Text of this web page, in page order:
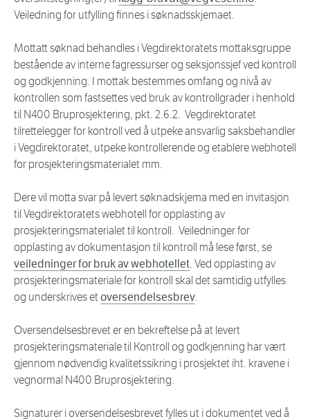
Veiledning for utfylling finnes i søknadsskjemaet.
Mottatt søknad behandles i Vegdirektoratets mottaksgruppe
bestående av interne fagressurser og seksjonssjef ved kontroll
og godkjenning. I mottak bestemmes omfang og nivå av
kontrollen som fastsettes ved bruk av kontrollgrader i henhold
til N400 Bruprosjektering, pkt. 2.6.2. Vegdirektoratet
tilrettelegger for kontroll ved å utpeke ansvarlig saksbehandler
i Vegdirektoratet, utpeke kontrollerende og etablere webhotell
for prosjekteringsmaterialet mm.
Dere vil motta svar på levert søknadskjema med en invitasjon
til Vegdirektoratets webhotell for opplasting av
prosjekteringsmaterialet til kontroll. Veiledninger for
opplasting av dokumentasjon til kontroll må lese først, se
veiledninger for bruk av webhotellet. Ved opplasting av
prosjekteringsmateriale for kontroll skal det samtidig utfylles
og underskrives etoversendelsesbrev.
Oversendelsesbrevet er en bekreftelse på at levert
prosjekteringsmateriale til Kontroll og godkjenning har vært
gjennom nødvendig kvalitetssikring i prosjektet iht. kravene i
vegnormal N400 Bruprosjektering.
Signaturer i oversendelsesbrevet fylles ut i dokumentet ved å